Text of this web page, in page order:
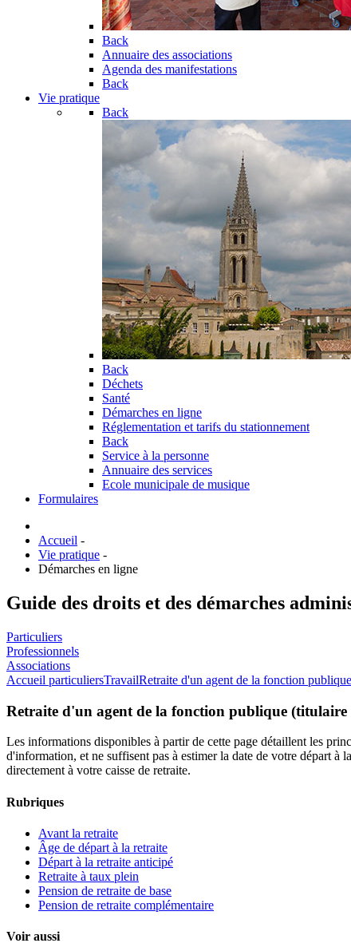
Back
Annuaire des associations
Agenda des manifestations
Back
Vie pratique
Back
Back
Déchets
Santé
Démarches en ligne
Réglementation et tarifs du stationnement
Back
Service à la personne
Annuaire des services
Ecole municipale de musique
Formulaires
Accueil -
Vie pratique -
Démarches en ligne
Guide des droits et des démarches
Particuliers
Professionnels
Associations
Accueil particuliersTravailRetraite d'un agent de la fonction
Retraite d'un agent de la fonction publique
Les informations disponibles à partir de cette page détaillent les
d'information, et ne suffisent pas à estimer la date de votre départ
directement à votre caisse de retraite.
Rubriques
Avant la retraite
Âge de départ à la retraite
Départ à la retraite anticipé
Retraite à taux plein
Pension de retraite de base
Pension de retraite complémentaire
Voir aussi